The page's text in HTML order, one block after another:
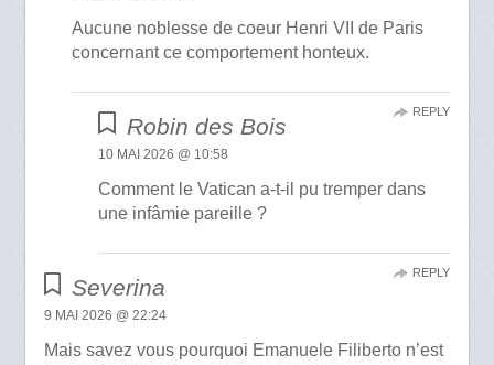
Aucune noblesse de coeur Henri VII de Paris
concernant ce comportement honteux.
Robin des Bois
10 MAI 2026 @ 10:58
Comment le Vatican a-t-il pu tremper dans
une infâmie pareille ?
REPLY
Severina
9 MAI 2026 @ 22:24
Mais savez vous pourquoi Emanuele Filiberto n’est
REPLY